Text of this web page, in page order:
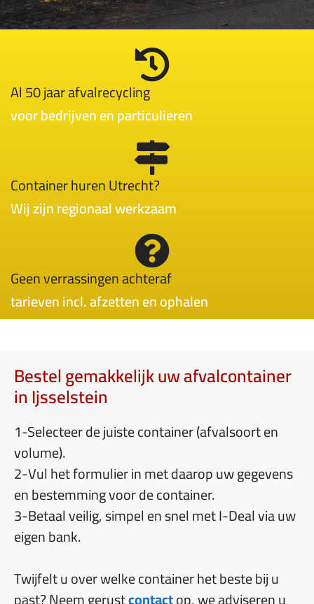
Al 50 jaar afvalrecycling
voor bedrijven en particulieren
Container huren Utrecht?
Wij zijn regionaal werkzaam
Geen verrassingen achteraf
tarieven incl. afzetten en ophalen
Bestel gemakkelijk uw afvalcontainer
in Ijsselstein
1-Selecteer de juiste container (afvalsoort en
volume).
2-Vul het formulier in met daarop uw gegevens
en bestemming voor de container.
3-Betaal veilig, simpel en snel met I-Deal via uw
eigen bank.
Twijfelt u over welke container het beste bij u